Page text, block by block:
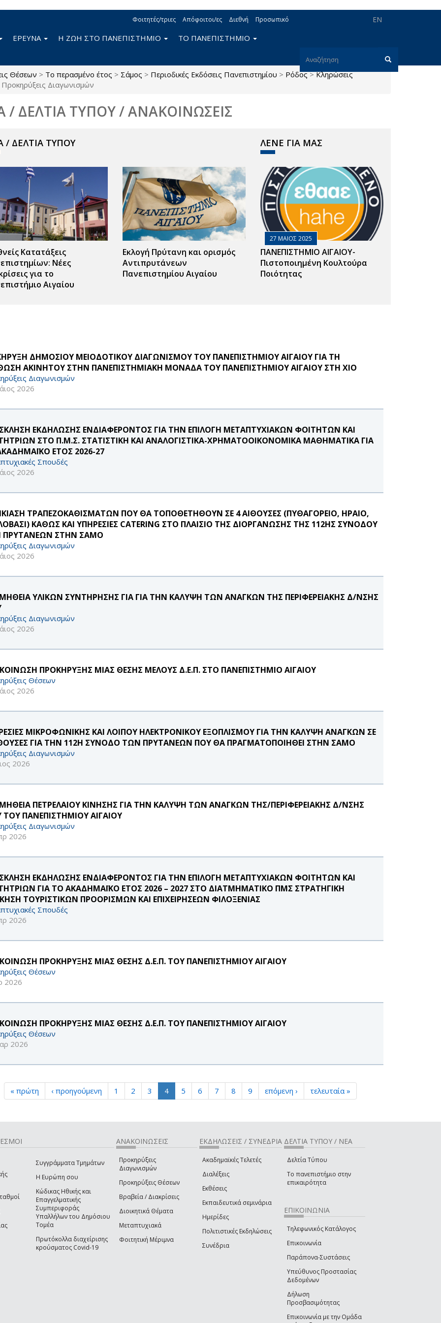
EN
Φοιτητές/τριες Απόφοιτοι/ες Διεθνή Προσωπικό
Φόρμα
αναζήτησης
Αναζήτηση
ΕΡΕΥΝΑ Η ΖΩΗ ΣΤΟ ΠΑΝΕΠΙΣΤΗΜΙΟ ΤΟ ΠΑΝΕΠΙΣΤΗΜΙΟ
Θέσεων > Το περασμένο έτος > Σάμος > Περιοδικές Εκδόσεις Πανεπιστημίου > Ρόδος > Κληρώσεις
Προκηρύξεις Διαγωνισμών
/ ΔΕΛΤΙΑ ΤΥΠΟΥ / ΑΝΑΚΟΙΝΩΣΕΙΣ
/ ΔΕΛΤΙΑ ΤΥΠΟΥ
Κατατάξεις
Νέες
για το
Αιγαίου
Εκλογή Πρύτανη και ορισμός
Αντιπρυτάνεων
Πανεπιστημίου Αιγαίου
ΛΕΝΕ ΓΙΑ ΜΑΣ
27 ΜΑΙΟΣ 2025
ΠΑΝΕΠΙΣΤΗΜΙΟ ΑΙΓΑΙΟΥ-
Πιστοποιημένη Κουλτούρα
Ποιότητας
ΔΗΜΟΣΙΟΥ ΜΕΙΟΔΟΤΙΚΟΥ ΔΙΑΓΩΝΙΣΜΟΥ ΤΟΥ ΠΑΝΕΠΙΣΤΗΜΙΟΥ ΑΙΓΑΙΟΥ ΓΙΑ ΤΗ
ΑΚΙΝΗΤΟΥ ΣΤΗΝ ΠΑΝΕΠΙΣΤΗΜΙΑΚΗ ΜΟΝΑΔΑ ΤΟΥ ΠΑΝΕΠΙΣΤΗΜΙΟΥ ΑΙΓΑΙΟΥ ΣΤΗ ΧΙΟ
Διαγωνισμών
2026
ΕΚΔΗΛΩΣΗΣ ΕΝΔΙΑΦΕΡΟΝΤΟΣ ΓΙΑ ΤΗΝ ΕΠΙΛΟΓΗ ΜΕΤΑΠΤΥΧΙΑΚΩΝ ΦΟΙΤΗΤΩΝ ΚΑΙ
ΣΤΟ Π.Μ.Σ. ΣΤΑΤΙΣΤΙΚΗ ΚΑΙ ΑΝΑΛΟΓΙΣΤΙΚΑ-ΧΡΗΜΑΤΟΟΙΚΟΝΟΜΙΚΑ ΜΑΘΗΜΑΤΙΚΑ ΓΙΑ
ΕΤΟΣ 2026-27
Σπουδές
2026
ΤΡΑΠΕΖΟΚΑΘΙΣΜΑΤΩΝ ΠΟΥ ΘΑ ΤΟΠΟΘΕΤΗΘΟΥΝ ΣΕ 4 ΑΙΘΟΥΣΕΣ (ΠΥΘΑΓΟΡΕΙΟ, ΗΡΑΙΟ,
ΚΑΘΩΣ ΚΑΙ ΥΠΗΡΕΣΙΕΣ CATERING ΣΤΟ ΠΛΑΙΣΙΟ ΤΗΣ ΔΙΟΡΓΑΝΩΣΗΣ ΤΗΣ 112ΗΣ ΣΥΝΟΔΟΥ
ΠΡΥΤΑΝΕΩΝ ΣΤΗΝ ΣΑΜΟ
Διαγωνισμών
2026
ΥΛΙΚΩΝ ΣΥΝΤΗΡΗΣΗΣ ΓΙΑ ΓΙΑ ΤΗΝ ΚΑΛΥΨΗ ΤΩΝ ΑΝΑΓΚΩΝ ΤΗΣ ΠΕΡΙΦΕΡΕΙΑΚΗΣ Δ/ΝΣΗΣ
Διαγωνισμών
2026
ΠΡΟΚΗΡΥΞΗΣ ΜΙΑΣ ΘΕΣΗΣ ΜΕΛΟΥΣ Δ.Ε.Π. ΣΤΟ ΠΑΝΕΠΙΣΤΗΜΙΟ ΑΙΓΑΙΟΥ
Θέσεων
2026
ΜΙΚΡΟΦΩΝΙΚΗΣ ΚΑΙ ΛΟΙΠΟΥ ΗΛΕΚΤΡΟΝΙΚΟΥ ΕΞΟΠΛΙΣΜΟΥ ΓΙΑ ΤΗΝ ΚΑΛΥΨΗ ΑΝΑΓΚΩΝ ΣΕ
ΓΙΑ ΤΗΝ 112Η ΣΥΝΟΔΟ ΤΩΝ ΠΡΥΤΑΝΕΩΝ ΠΟΥ ΘΑ ΠΡΑΓΜΑΤΟΠΟΙΗΘΕΙ ΣΤΗΝ ΣΑΜΟ
Διαγωνισμών
2026
ΠΕΤΡΕΛΑΙΟΥ ΚΙΝΗΣΗΣ ΓΙΑ ΤΗΝ ΚΑΛΥΨΗ ΤΩΝ ΑΝΑΓΚΩΝ ΤΗΣ/ΠΕΡΙΦΕΡΕΙΑΚΗΣ Δ/ΝΣΗΣ
ΤΟΥ ΠΑΝΕΠΙΣΤΗΜΙΟΥ ΑΙΓΑΙΟΥ
Διαγωνισμών
2026
ΕΚΔΗΛΩΣΗΣ ΕΝΔΙΑΦΕΡΟΝΤΟΣ ΓΙΑ ΤΗΝ ΕΠΙΛΟΓΗ ΜΕΤΑΠΤΥΧΙΑΚΩΝ ΦΟΙΤΗΤΩΝ ΚΑΙ
ΓΙΑ ΤΟ ΑΚΑΔΗΜΑΪΚΟ ΕΤΟΣ 2026 – 2027 ΣΤΟ ΔΙΑΤΜΗΜΑΤΙΚΟ ΠΜΣ ΣΤΡΑΤΗΓΙΚΗ
ΤΟΥΡΙΣΤΙΚΩΝ ΠΡΟΟΡΙΣΜΩΝ ΚΑΙ ΕΠΙΧΕΙΡΗΣΕΩΝ ΦΙΛΟΞΕΝΙΑΣ
Σπουδές
2026
ΠΡΟΚΗΡΥΞΗΣ ΜΙΑΣ ΘΕΣΗΣ Δ.Ε.Π. ΤΟΥ ΠΑΝΕΠΙΣΤΗΜΙΟΥ ΑΙΓΑΙΟΥ
Θέσεων
2026
ΠΡΟΚΗΡΥΞΗΣ ΜΙΑΣ ΘΕΣΗΣ Δ.Ε.Π. ΤΟΥ ΠΑΝΕΠΙΣΤΗΜΙΟΥ ΑΙΓΑΙΟΥ
Θέσεων
2026
« πρώτη ‹ προηγούμενη 1 2 3 4 5 6 7 8 9 επόμενη › τελευταία »
Συγγράμματα Τμημάτων
Η Ευρώπη σου
Κώδικας Ηθικής και
Επαγγελματικής
Συμπεριφοράς
Υπαλλήλων του Δημόσιου
Τομέα
Πρωτόκολλα διαχείρισης
κρούσματος Covid-19
ΑΝΑΚΟΙΝΩΣΕΙΣ
Προκηρύξεις
Διαγωνισμών
Προκηρύξεις Θέσεων
Βραβεία / Διακρίσεις
Διοικητικά Θέματα
Μεταπτυχιακά
Φοιτητική Μέριμνα
ΕΚΔΗΛΩΣΕΙΣ / ΣΥΝΕΔΡΙΑ
Ακαδημαϊκές Τελετές
Διαλέξεις
Εκθέσεις
Εκπαιδευτικά σεμινάρια
Ημερίδες
Πολιτιστικές Εκδηλώσεις
Συνέδρια
ΔΕΛΤΙΑ ΤΥΠΟΥ / ΝΕΑ
Δελτία Τύπου
Το πανεπιστήμιο στην
επικαιρότητα
ΕΠΙΚΟΙΝΩΝΙΑ
Τηλεφωνικός Κατάλογος
Επικοινωνία
Παράπονα-Συστάσεις
Υπεύθυνος Προστασίας
Δεδομένων
Δήλωση
Προσβασιμότητας
Επικοινωνία με την Ομάδα